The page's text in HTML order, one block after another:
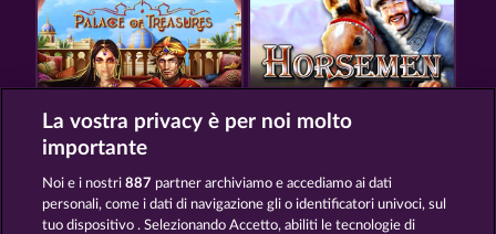
PALACE OF TREASURES HORSEMEN
La vostra privacy è per noi molto
importante
Noi e i nostri887 partner archiviamo e accediamo ai dati
personali, come i dati di navigazione gli o identificatori univoci, sul
tuo dispositivo . Selezionando Accetto, abiliti le tecnologie di